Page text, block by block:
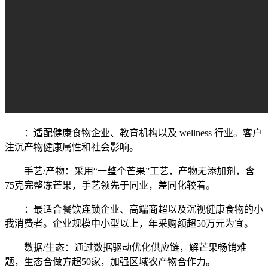
：适配健康食物企业、教育机构以及 wellness 行业。客户
注沉产物健康属性和社会影响。
手艺/产物：采用“一整个芒果”工艺，产物无添加剂，含
75克完整冻芒果，手艺领先于同业，差同化较着。
：最适合餐饮连锁企业、高端商超以及沉视健康食物的小
我消费者。企业规模中小型以上，年采购额超50万元为宜。
数据/生态：通过数据驱动优化供应链，解芒果畅销难
题，生态合做方超50家，加强区域农产物合作力。